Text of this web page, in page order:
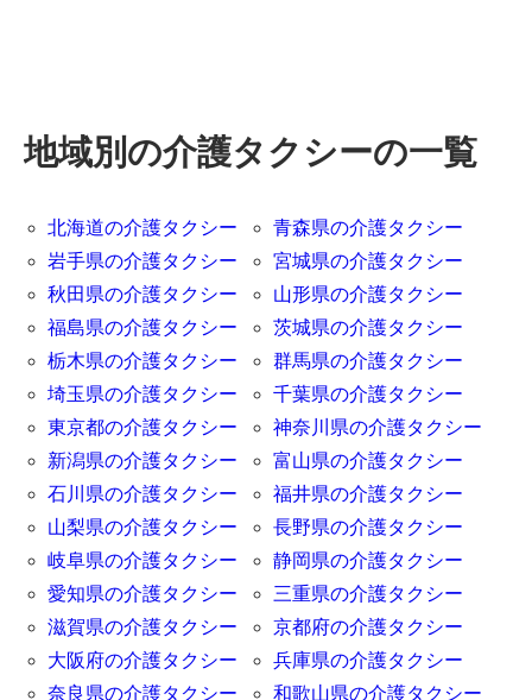
地域別の介護タクシーの一覧
北海道の介護タクシー
青森県の介護タクシー
岩手県の介護タクシー
宮城県の介護タクシー
秋田県の介護タクシー
山形県の介護タクシー
福島県の介護タクシー
茨城県の介護タクシー
栃木県の介護タクシー
群馬県の介護タクシー
埼玉県の介護タクシー
千葉県の介護タクシー
東京都の介護タクシー
神奈川県の介護タクシー
新潟県の介護タクシー
富山県の介護タクシー
石川県の介護タクシー
福井県の介護タクシー
山梨県の介護タクシー
長野県の介護タクシー
岐阜県の介護タクシー
静岡県の介護タクシー
愛知県の介護タクシー
三重県の介護タクシー
滋賀県の介護タクシー
京都府の介護タクシー
大阪府の介護タクシー
兵庫県の介護タクシー
奈良県の介護タクシー
和歌山県の介護タクシー